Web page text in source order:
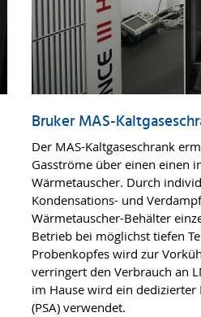
Bruker MAS-
Der MAS-Kaltgaseschrank
Gasströme über einen einen
Wärmetauscher. Durch
Kondensations- und
Wärmetauscher-Behälter
Betrieb bei möglichst tiefen
Probenkopfes wird zur
verringert den Verbrauch an
im Hause wird ein
(PSA) verwendet.